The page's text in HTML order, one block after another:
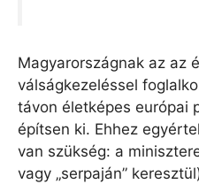
Magyarországnak az az
válságkezeléssel
távon életképes európai
építsen ki. Ehhez
van szükség: a
vagy „serpaján”